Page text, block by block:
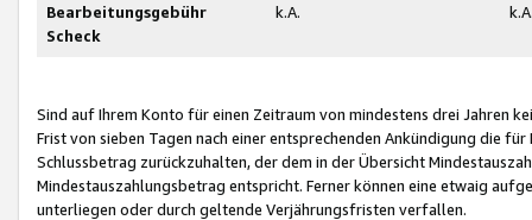
Bearbeitungsgebühr
Scheck
k.A.
Sind auf Ihrem Konto für einen Zeitraum von mindestens drei Jahren
Frist von sieben Tagen nach einer entsprechenden Ankündigung die
Schlussbetrag zurückzuhalten, der dem in der Übersicht
Mindestauszahlungsbetrag entspricht. Ferner können eine etwaig
unterliegen oder durch geltende Verjährungsfristen verfallen.